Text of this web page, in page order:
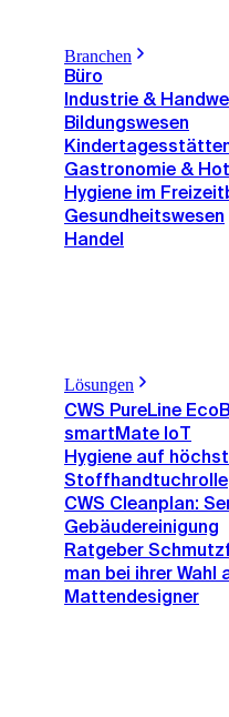
Branchen
Büro
Industrie &
Bildungswesen
Gastronomie &
Hygiene im
Gesundheitswesen
Handel
Lösungen
CWS PureLine
smartMate IoT
Hygiene auf
Stoffhandtuchrolle
CWS Cleanplan:
Gebäudereinigung
Ratgeber
man bei ihrer Wahl
Mattendesigner